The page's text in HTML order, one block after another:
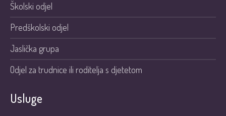
Školski odjel
Predškolski odjel
Jaslička grupa
Odjel za trudnice ili roditelja s djetetom
Usluge